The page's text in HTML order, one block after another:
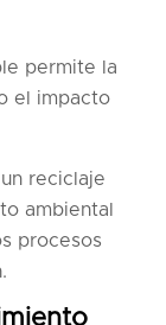
permite la
el impacto
reciclaje
ambiental
procesos